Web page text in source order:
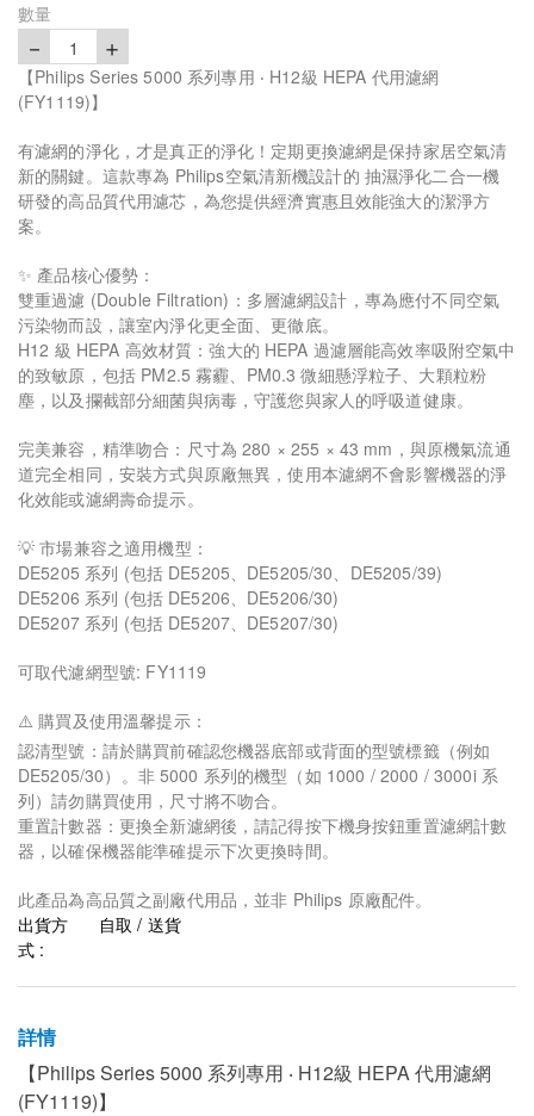
數量
－ 1 ＋
【Philips Series 5000 系列專用 ‧ H12級 HEPA 代用濾網
(FY1119)】
有濾網的淨化，才是真正的淨化！定期更換濾網是保持家居空氣清
新的關鍵。這款專為 Philips空氣清新機設計的 抽濕淨化二合一機
研發的高品質代用濾芯，為您提供經濟實惠且效能強大的潔淨方
案。
✨ 產品核心優勢：
雙重過濾 (Double Filtration)：多層濾網設計，專為應付不同空氣
污染物而設，讓室內淨化更全面、更徹底。
H12 級 HEPA 高效材質：強大的 HEPA 過濾層能高效率吸附空氣中
的致敏原，包括 PM2.5 霧霾、PM0.3 微細懸浮粒子、大顆粒粉
塵，以及攔截部分細菌與病毒，守護您與家人的呼吸道健康。
完美兼容，精準吻合：尺寸為 280 × 255 × 43 mm，與原機氣流通
道完全相同，安裝方式與原廠無異，使用本濾網不會影響機器的淨
化效能或濾網壽命提示。
💡 市場兼容之適用機型：
DE5205 系列 (包括 DE5205、DE5205/30、DE5205/39)
DE5206 系列 (包括 DE5206、DE5206/30)
DE5207 系列 (包括 DE5207、DE5207/30)
可取代濾網型號: FY1119
⚠️ 購買及使用溫馨提示：
認清型號：請於購買前確認您機器底部或背面的型號標籤（例如
DE5205/30）。非 5000 系列的機型（如 1000 / 2000 / 3000i 系
列）請勿購買使用，尺寸將不吻合。
重置計數器：更換全新濾網後，請記得按下機身按鈕重置濾網計數
器，以確保機器能準確提示下次更換時間。
此產品為高品質之副廠代用品，並非 Philips 原廠配件。
出貨方
式 :
自取 / 送貨
詳情
【Philips Series 5000 系列專用 ‧ H12級 HEPA 代用濾網
(FY1119)】